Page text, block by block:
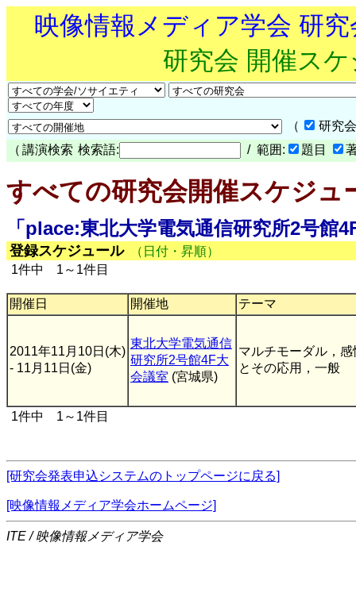
映像情報メディア学会 研
研究会 開催ス
（
研究
（ 講演検索 検索語: / 範囲: 題目
すべての研究会開催スケジュ
「place:東北大学電気通信研究所2号館
登録スケジュール
（日付・昇順）
1件中 1～1件目
開催日 開催地 テーマ
2011年11月10日(木)
- 11月11日(金)
東北大学電気通信
研究所2号館4F大
会議室 (宮城県)
マルチモーダル，
とその応用，一般
1件中 1～1件目
[研究会発表申込システムのトップページに戻る]
[映像情報メディア学会ホームページ]
ITE / 映像情報メディア学会